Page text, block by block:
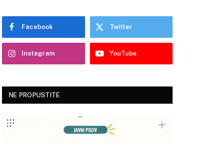
Facebook Twitter
Instagram YouTube
NE PROPUSTITE